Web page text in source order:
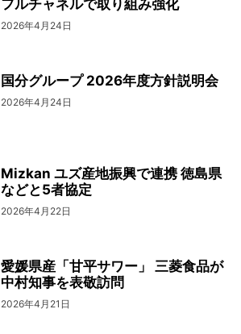
フルチャネルで取り組み強化
2026年4月24日
国分グループ 2026年度方針説明会
2026年4月24日
Mizkan ユズ産地振興で連携 徳島県
などと5者協定
2026年4月22日
愛媛県産「甘平サワー」 三菱食品が
中村知事を表敬訪問
2026年4月21日